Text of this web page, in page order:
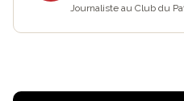
Journaliste au Club du